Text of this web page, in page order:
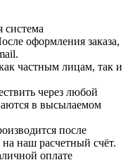
оформления заказа,
частным лицам, так и
через любой
в высылаемом
после
наш расчетный счёт.
оплате